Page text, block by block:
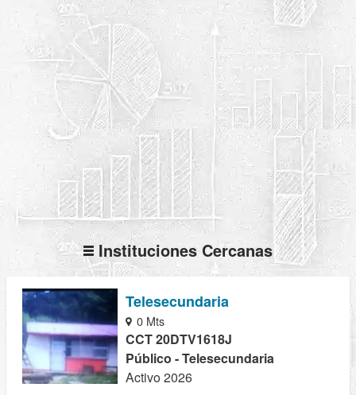
Instituciones Cercanas
Telesecundaria
0 Mts
CCT 20DTV1618J
Público - Telesecundaria
Activo 2026